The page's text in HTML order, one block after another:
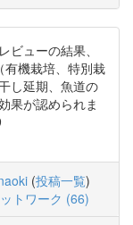
ューの結果、
有機栽培、特別栽
し延期、魚道の
果が認められま
(投稿一覧)
トワーク (66)